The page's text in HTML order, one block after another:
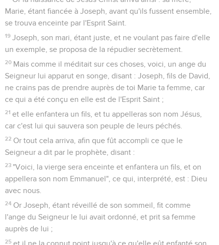
Les vidéos ne sont pas disponibles aux USA et C anada.
Des savants viennent voir Jésus
1
Or, après que Jésus fut né à Bethléhem de Judée, aux jours
du roi Hérode, voici, des mages de l'orient arrivèrent à
Jérusalem, disant :
2
Où est le roi des Juifs qui a été mis au monde ? Car nous
avons vu son étoile dans l'orient, et nous sommes venus lui
rendre hommage.
3
Mais le roi Hérode, l'ayant ouï dire, en fut troublé, et tout
Jérusalem avec lui ;
4
et ayant assemblé tous les principaux sacrificateurs et
scribes du peuple, il s'enquit d'eux où le Christ devait naître.
5 Et ils lui dirent : A Bethléhem de Judée ; car il est ainsi écrit
"Et toi, Bethléhem, terre de Juda, tu n'es nullement la plus
petite parmi les gouverneurs de Juda, car de toi sortira un
conducteur qui paîtra mon peuple Israël".